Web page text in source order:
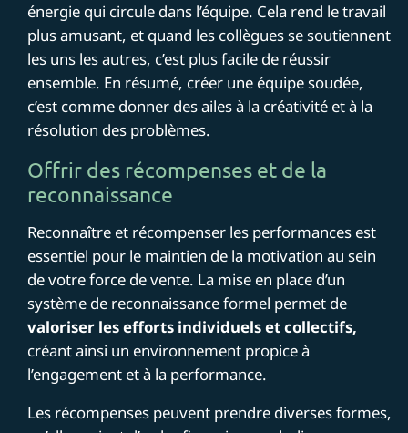
énergie qui circule dans l’équipe. Cela rend le travail
plus amusant, et quand les collègues se soutiennent
les uns les autres, c’est plus facile de réussir
ensemble. En résumé, créer une équipe soudée,
c’est comme donner des ailes à la créativité et à la
résolution des problèmes.
Offrir des récompenses et de la
reconnaissance
Reconnaître et récompenser les performances est
essentiel pour le maintien de la motivation au sein
de votre force de vente. La mise en place d’un
système de reconnaissance formel permet de
valoriser les efforts individuels et collectifs,
créant ainsi un environnement propice à
l’engagement et à la performance.
Les récompenses peuvent prendre diverses formes,